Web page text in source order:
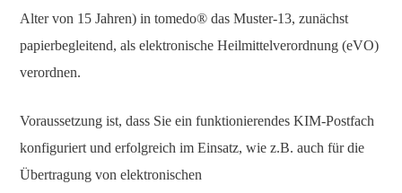
Alter von 15 Jahren) in tomedo® das Muster-13, zunächst
papierbegleitend, als elektronische Heilmittelverordnung (eVO)
verordnen.
Voraussetzung ist, dass Sie ein funktionierendes KIM-Postfach
konfiguriert und erfolgreich im Einsatz, wie z.B. auch für die
Übertragung von elektronischen